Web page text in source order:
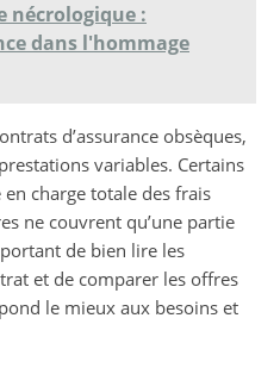
nécrologique :
dans l'hommage
d’assurance obsèques,
variables. Certains
charge totale des frais
ne couvrent qu’une partie
de bien lire les
et de comparer les offres
le mieux aux besoins et